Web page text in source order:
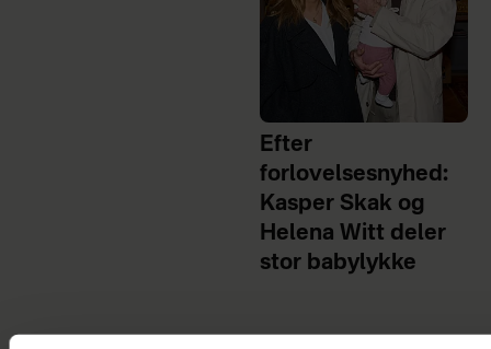
Efter
forlovelsesnyhed:
Kasper Skak og
Helena Witt deler
stor babylykke